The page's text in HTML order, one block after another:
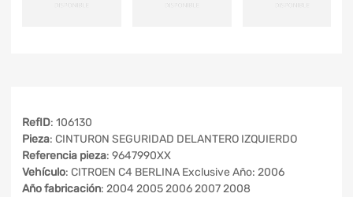
RefID: 106130
Pieza: CINTURON SEGURIDAD DELANTERO IZQUIERDO
Referencia pieza: 9647990XX
Vehículo: CITROEN C4 BERLINA Exclusive Año: 2006
Año fabricación: 2004 2005 2006 2007 2008